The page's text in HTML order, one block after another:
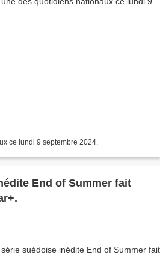
ce lundi 9 septembre 2024.
End of Summer fait